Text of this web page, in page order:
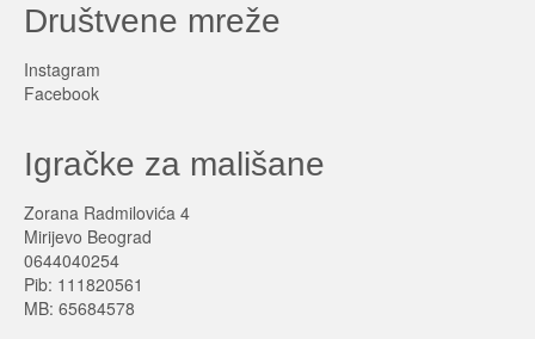
Društvene mreže
Instagram
Facebook
Igračke za mališane
Zorana Radmilovića 4
Mirijevo Beograd
0644040254
Pib: 111820561
MB: 65684578